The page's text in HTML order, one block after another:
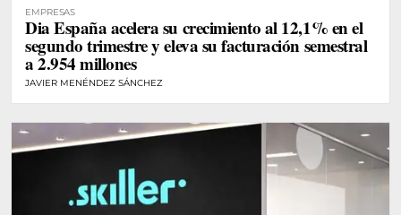
EMPRESAS
Dia España acelera su crecimiento al 12,1% en el
segundo trimestre y eleva su facturación semestral
a 2.954 millones
JAVIER MENÉNDEZ SÁNCHEZ